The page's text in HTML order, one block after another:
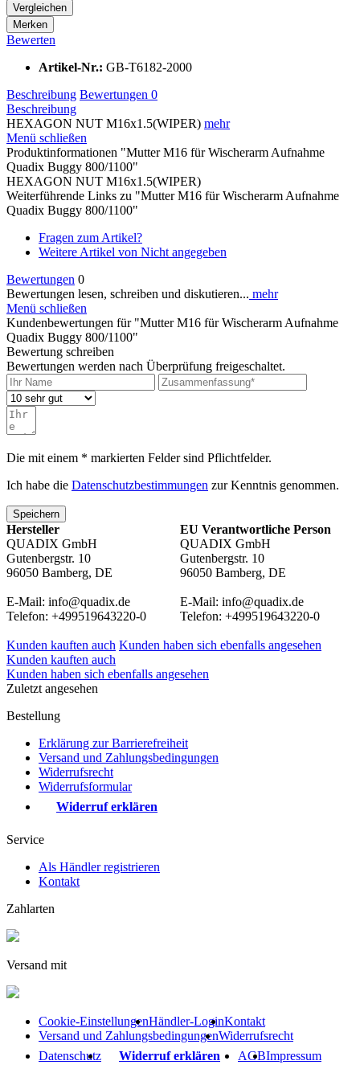
Vergleichen
Merken
Bewerten
Artikel-Nr.: GB-T6182-2000
Beschreibung Bewertungen 0
Beschreibung
HEXAGON NUT M16x1.5(WIPER) mehr
Menü schließen
Produktinformationen "Mutter M16 für Wischerarm Aufnahme
Quadix Buggy 800/1100"
HEXAGON NUT M16x1.5(WIPER)
Weiterführende Links zu "Mutter M16 für Wischerarm Aufnahme
Quadix Buggy 800/1100"
Fragen zum Artikel?
Weitere Artikel von Nicht angegeben
Bewertungen 0
Bewertungen lesen, schreiben und diskutieren... mehr
Menü schließen
Kundenbewertungen für "Mutter M16 für Wischerarm Aufnahme
Quadix Buggy 800/1100"
Bewertung schreiben
Bewertungen werden nach Überprüfung freigeschaltet.
Die mit einem * markierten Felder sind Pflichtfelder.
Ich habe die Datenschutzbestimmungen zur Kenntnis genommen.
Speichern
Hersteller
QUADIX GmbH
Gutenbergstr. 10
96050 Bamberg, DE
E-Mail: info@quadix.de
Telefon: +499519643220-0
EU Verantwortliche Person
QUADIX GmbH
Gutenbergstr. 10
96050 Bamberg, DE
E-Mail: info@quadix.de
Telefon: +499519643220-0
Kunden kauften auch Kunden haben sich ebenfalls angesehen
Kunden kauften auch
Kunden haben sich ebenfalls angesehen
Zuletzt angesehen
Bestellung
Erklärung zur Barrierefreiheit
Versand und Zahlungsbedingungen
Widerrufsrecht
Widerrufsformular
Widerruf erklären
Service
Als Händler registrieren
Kontakt
Zahlarten
Versand mit
Cookie-EinstellungenHändler-LoginKontakt
Versand und ZahlungsbedingungenWiderrufsrecht
Datenschutz
Widerruf erklären AGBImpressum